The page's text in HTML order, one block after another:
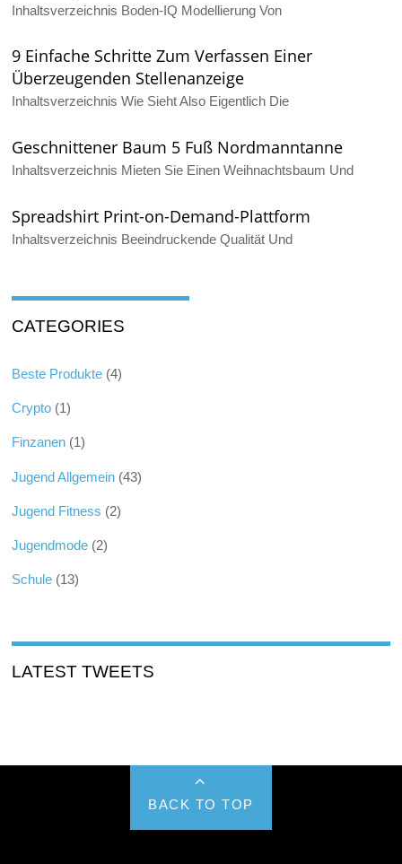
Inhaltsverzeichnis Boden-IQ Modellierung Von
9 Einfache Schritte Zum Verfassen Einer
Überzeugenden Stellenanzeige
Inhaltsverzeichnis Wie Sieht Also Eigentlich Die
Geschnittener Baum 5 Fuß Nordmanntanne
Inhaltsverzeichnis Mieten Sie Einen Weihnachtsbaum Und
Spreadshirt Print-on-Demand-Plattform
Inhaltsverzeichnis Beeindruckende Qualität Und
CATEGORIES
Beste Produkte (4)
Crypto (1)
Finzanen (1)
Jugend Allgemein (43)
Jugend Fitness (2)
Jugendmode (2)
Schule (13)
LATEST TWEETS
BACK TO TOP